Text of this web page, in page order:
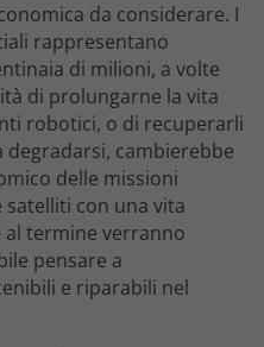
da considerare. I
rappresentano
di milioni, a volte
di prolungarne la vita
robotici, o di recuperarli
cambierebbe
delle missioni
satelliti con una vita
al termine verranno
pensare a
e riparabili nel